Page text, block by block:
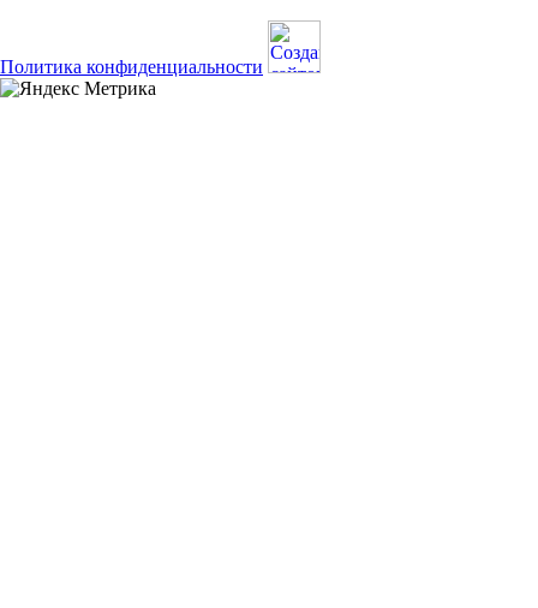
Политика конфиденциальности